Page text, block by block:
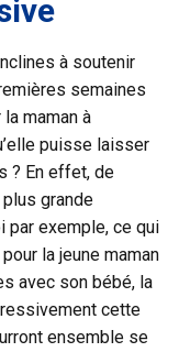
à soutenir
semaines
maman à
puisse laisser
? En effet, de
grande
par exemple, ce qui
la jeune maman
avec son bébé, la
cette
ensemble se